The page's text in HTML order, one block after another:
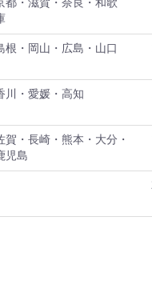
都・滋賀・奈良・和歌
根・岡山・広島・山口
川・愛媛・高知
賀・長崎・熊本・大分・
児島